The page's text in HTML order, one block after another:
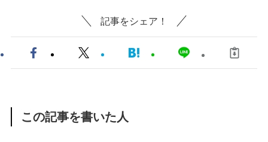
記事をシェア！
この記事を書いた人